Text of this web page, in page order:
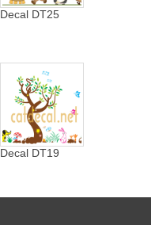
Decal DT25
Decal DT19